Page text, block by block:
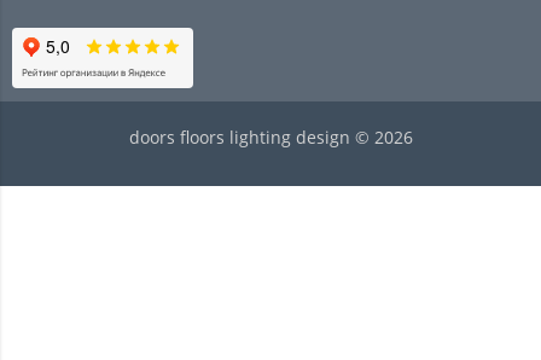
doors floors lighting design © 2026